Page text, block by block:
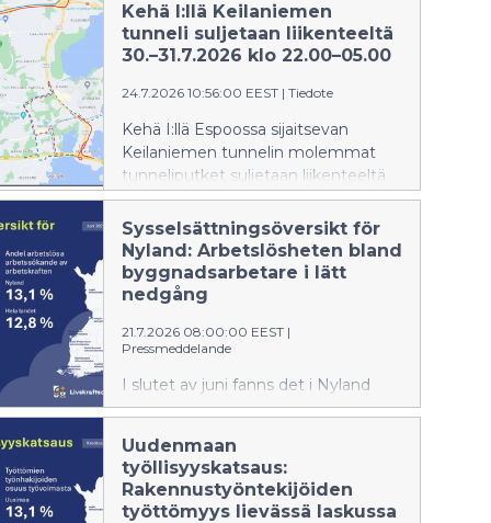
Kehä I:llä Keilaniemen
tunneli suljetaan liikenteeltä
30.–31.7.2026 klo 22.00–05.00
24.7.2026 10:56:00 EEST | Tiedote
Kehä I:llä Espoossa sijaitsevan
Keilaniemen tunnelin molemmat
tunneliputket suljetaan liikenteeltä
ensi viikolla 30.–31.7.2026 välisenä
yönä klo 22.00–05.00.
Sysselsättningsöversikt för
Nyland: Arbetslösheten bland
byggnadsarbetare i lätt
nedgång
21.7.2026 08:00:00 EEST |
Pressmeddelande
I slutet av juni fanns det i Nyland
122 804 arbetslösa arbetssökande,
Antalet ökade med 5,7 % jämfört
med juni i fjol.
Uudenmaan
työllisyyskatsaus:
Rakennustyöntekijöiden
työttömyys lievässä laskussa